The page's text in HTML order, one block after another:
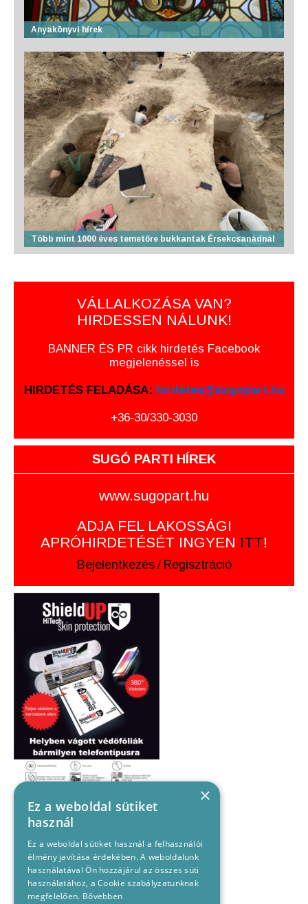
Anyakönyvi hírek
Több mint 1000 éves temetőre bukkantak Érsekcsanádnál
VÁLLALKOZÁSA VAN?
HIRDESSEN NÁLUNK!
BANNER ÉS PR cikk hirdetés Facebook
megjelenéssel is
HIRDETÉS FELADÁSA: hirdetes@sugopart.hu
+36-30/330-3030
SUGÓ PARTI HÍREK
www.sugopart.hu
ADJA FEL LAKOSSÁGI
APRÓHIRDETÉSÉT INGYEN ITT!
Bejelentkezés / Regisztráció
×
Ez a weboldal sütiket
használ
Ez a weboldal sütiket használ a felhasználói
élmény javítása érdekében. A weboldalunk
használatával Ön hozzájárul az összes süti
használatához, a Cookie szabályzatunknak
megfelelően. Bővebben